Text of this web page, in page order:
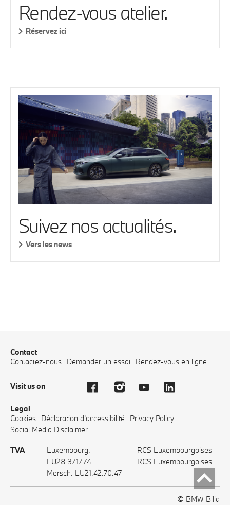
Rendez-vous atelier.
Réservez ici
Suivez nos actualités.
Vers les news
Contact
Contactez-nous Demander un essai Rendez-vous en ligne
Visit us on
Legal
Cookies Déclaration d'accessibilité
Privacy Policy
Social Media Disclaimer
TVA
Luxembourg:
LU28.37.17.74
Mersch: LU21.42.70.47
RCS Luxembourgoises
RCS Luxembourgoises
© BMW Bilia